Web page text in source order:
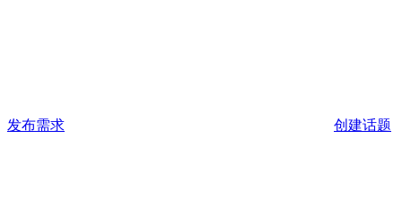
发布需求 创建话题